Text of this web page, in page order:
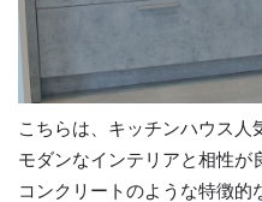
こちらは、キッチンハウス人
モダンなインテリアと相性が
コンクリートのような特徴